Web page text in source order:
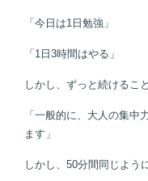
「今日は1日勉強」
「1日3時間はやる」
しかし、ずっと続けるこ
「一般的に、大人の集中
ます」
しかし、50分間同じよう